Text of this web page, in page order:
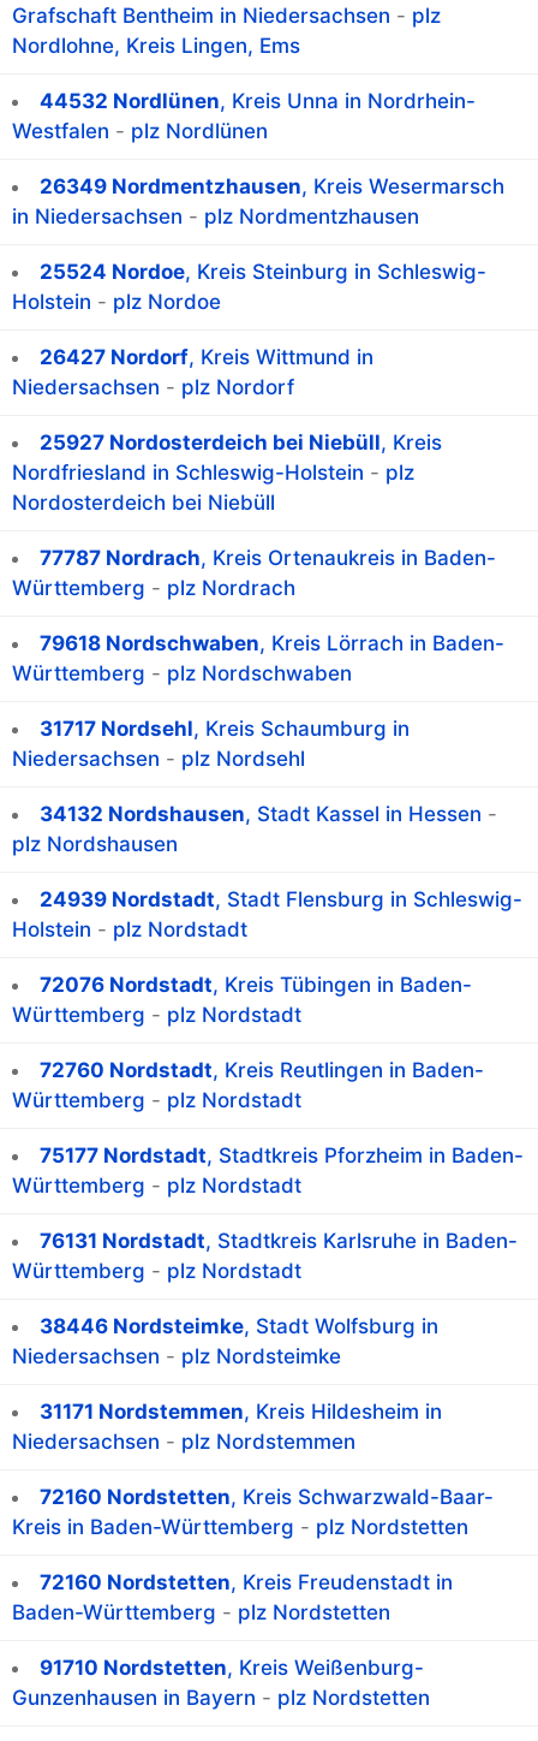
Grafschaft Bentheim in Niedersachsen - plz
Nordlohne, Kreis Lingen, Ems
44532 Nordlünen, Kreis Unna in Nordrhein-
Westfalen - plz Nordlünen
26349 Nordmentzhausen, Kreis Wesermarsch
in Niedersachsen - plz Nordmentzhausen
25524 Nordoe, Kreis Steinburg in Schleswig-
Holstein - plz Nordoe
26427 Nordorf, Kreis Wittmund in
Niedersachsen - plz Nordorf
25927 Nordosterdeich bei Niebüll, Kreis
Nordfriesland in Schleswig-Holstein - plz
Nordosterdeich bei Niebüll
77787 Nordrach, Kreis Ortenaukreis in Baden-
Württemberg - plz Nordrach
79618 Nordschwaben, Kreis Lörrach in Baden-
Württemberg - plz Nordschwaben
31717 Nordsehl, Kreis Schaumburg in
Niedersachsen - plz Nordsehl
34132 Nordshausen, Stadt Kassel in Hessen -
plz Nordshausen
24939 Nordstadt, Stadt Flensburg in Schleswig-
Holstein - plz Nordstadt
72076 Nordstadt, Kreis Tübingen in Baden-
Württemberg - plz Nordstadt
72760 Nordstadt, Kreis Reutlingen in Baden-
Württemberg - plz Nordstadt
75177 Nordstadt, Stadtkreis Pforzheim in Baden-
Württemberg - plz Nordstadt
76131 Nordstadt, Stadtkreis Karlsruhe in Baden-
Württemberg - plz Nordstadt
38446 Nordsteimke, Stadt Wolfsburg in
Niedersachsen - plz Nordsteimke
31171 Nordstemmen, Kreis Hildesheim in
Niedersachsen - plz Nordstemmen
72160 Nordstetten, Kreis Schwarzwald-Baar-
Kreis in Baden-Württemberg - plz Nordstetten
72160 Nordstetten, Kreis Freudenstadt in
Baden-Württemberg - plz Nordstetten
91710 Nordstetten, Kreis Weißenburg-
Gunzenhausen in Bayern - plz Nordstetten